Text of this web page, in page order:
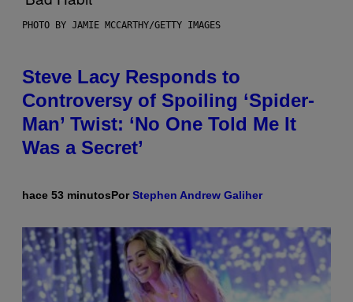
PHOTO BY JAMIE MCCARTHY/GETTY IMAGES
Steve Lacy Responds to
Controversy of Spoiling ‘Spider-
Man’ Twist: ‘No One Told Me It
Was a Secret’
hace 53 minutosPorStephen Andrew Galiher